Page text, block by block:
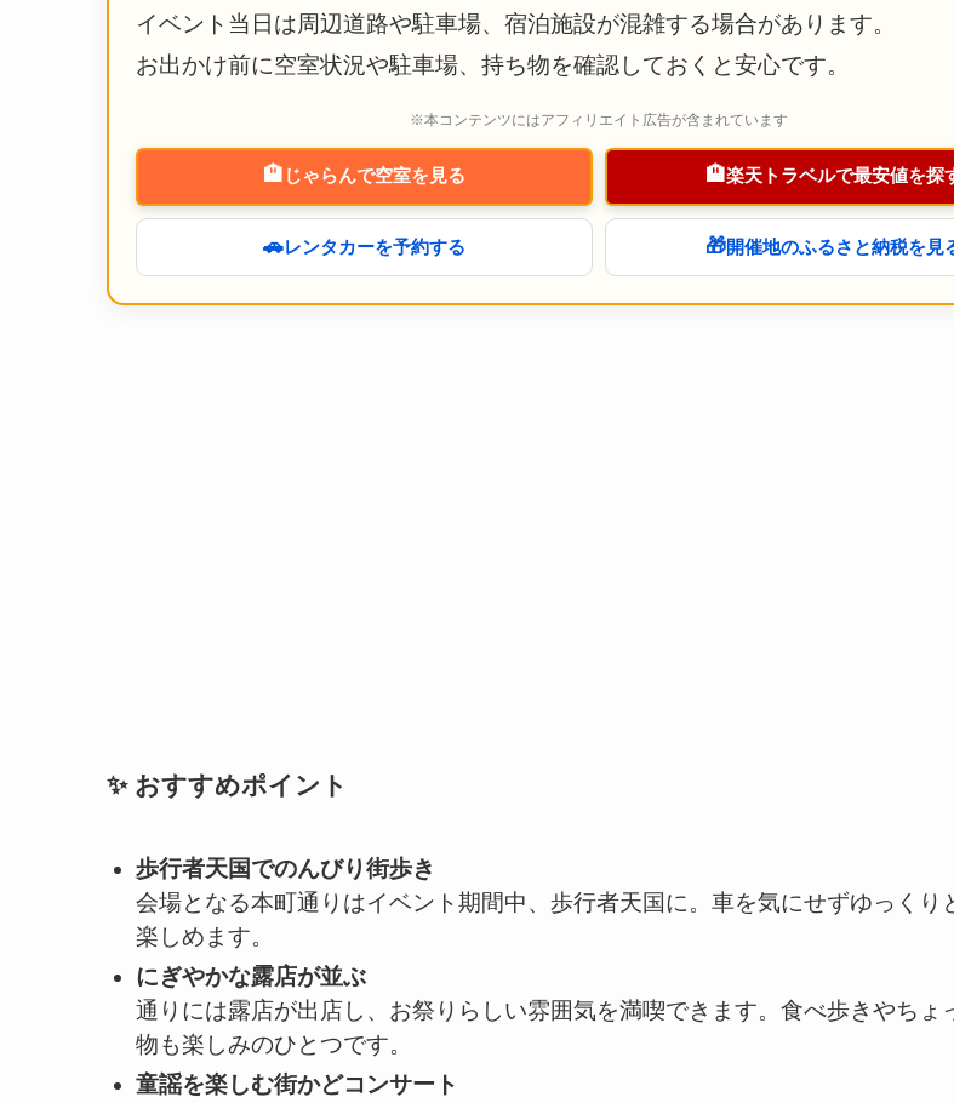
イベント当日は周辺道路や駐車場、宿泊施設が混雑する場合があります。
お出かけ前に空室状況や駐車場、持ち物を確認しておくと安心です。
※本コンテンツにはアフィリエイト広告が含まれています
🏨 じゃらんで空室を見る 🏨楽天トラベルで最安値を探
🚗レンタカーを予約する 🎁開催地のふるさと納税を見
✨ おすすめポイント
歩行者天国でのんびり街歩き
会場となる本町通りはイベント期間中、歩行者天国に。車を気にせずゆっくり
楽しめます。
にぎやかな露店が並ぶ
通りには露店が出店し、お祭りらしい雰囲気を満喫できます。食べ歩きやちょ
物も楽しみのひとつです。
童謡を楽しむ街かどコンサート